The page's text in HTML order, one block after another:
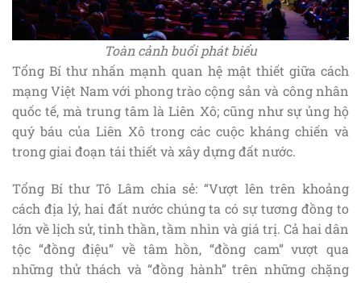
Toàn cảnh buổi phát biểu
Tổng Bí thư nhấn mạnh quan hệ mật thiết giữa cách
mạng Việt Nam với phong trào cộng sản và công nhân
quốc tế, mà trung tâm là Liên Xô; cũng như sự ủng hộ
quý báu của Liên Xô trong các cuộc kháng chiến và
trong giai đoạn tái thiết và xây dựng đất nước.
Tổng Bí thư Tô Lâm chia sẻ: “Vượt lên trên khoảng
cách địa lý, hai đất nước chúng ta có sự tương đồng to
lớn về lịch sử, tinh thần, tầm nhìn và giá trị. Cả hai dân
tộc “đồng điệu” về tâm hồn, “đồng cam” vượt qua
những thử thách và “đồng hành” trên những chặng